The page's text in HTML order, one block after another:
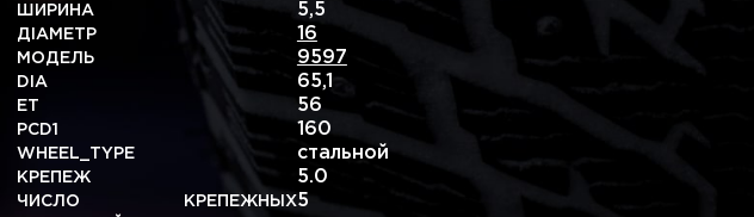
ШИРИНА 5,5
ДІАМЕТР 16
МОДЕЛЬ 9597
DIA 65,1
ET 56
PCD1 160
WHEEL_TYPE стальной
КРЕПЕЖ 5.0
ЧИСЛО КРЕПЕЖНЫХ5